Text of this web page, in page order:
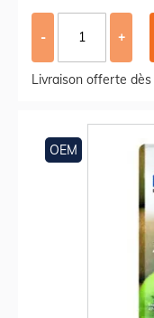
- +
Livraison offerte dès
OEM